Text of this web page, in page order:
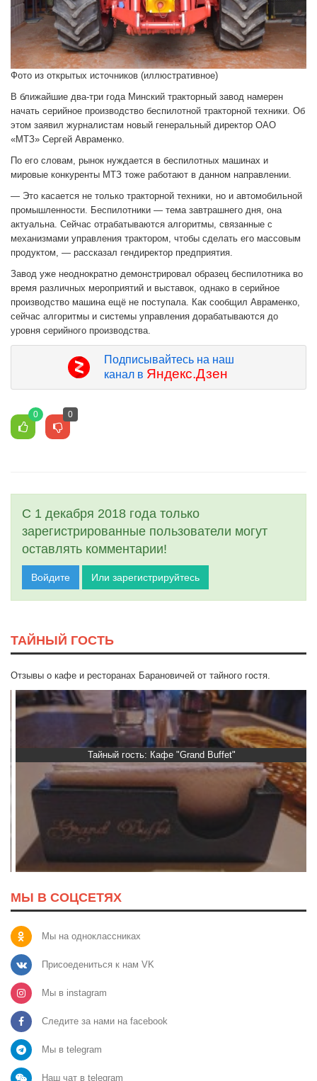
Фото из открытых источников (иллюстративное)
В ближайшие два-три года Минский тракторный завод намерен
начать серийное производство беспилотной тракторной техники. Об
этом заявил журналистам новый генеральный директор ОАО
«МТЗ» Сергей Авраменко.
По его словам, рынок нуждается в беспилотных машинах и
мировые конкуренты МТЗ тоже работают в данном направлении.
— Это касается не только тракторной техники, но и автомобильной
промышленности. Беспилотники — тема завтрашнего дня, она
актуальна. Сейчас отрабатываются алгоритмы, связанные с
механизмами управления трактором, чтобы сделать его массовым
продуктом, — рассказал гендиректор предприятия.
Завод уже неоднократно демонстрировал образец беспилотника во
время различных мероприятий и выставок, однако в серийное
производство машина ещё не поступала. Как сообщил Авраменко,
сейчас алгоритмы и системы управления дорабатываются до
уровня серийного производства.
Подписывайтесь на наш
канал в Яндекс.Дзен
0 0
С 1 декабря 2018 года только
зарегистрированные пользователи могут
оставлять комментарии!
Войдите Или зарегистрируйтесь
ТАЙНЫЙ ГОСТЬ
Отзывы о кафе и ресторанах Барановичей от тайного гостя.
Тайный гость: Кафе "Grand Buffet"
МЫ В СОЦСЕТЯХ
Мы на одноклассниках
Присоедениться к нам VK
Мы в instagram
Следите за нами на facebook
Мы в telegram
Наш чат в telegram